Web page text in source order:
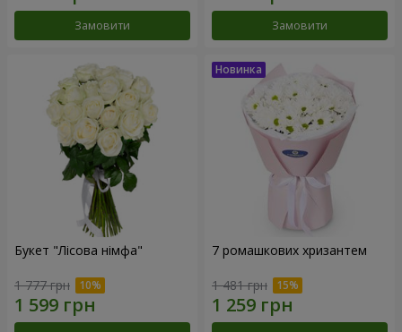
Замовити Замовити
Букет "Лісова німфа"
1 777 грн
7 ромашкових хризантем
1 481 грн